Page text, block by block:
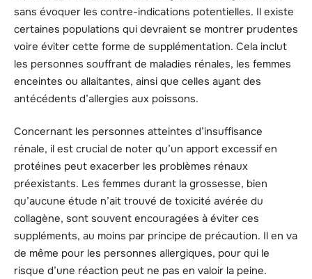
sans évoquer les contre-indications potentielles. Il existe
certaines populations qui devraient se montrer prudentes
voire éviter cette forme de supplémentation. Cela inclut
les personnes souffrant de maladies rénales, les femmes
enceintes ou allaitantes, ainsi que celles ayant des
antécédents d’allergies aux poissons.
Concernant les personnes atteintes d’insuffisance
rénale, il est crucial de noter qu’un apport excessif en
protéines peut exacerber les problèmes rénaux
préexistants. Les femmes durant la grossesse, bien
qu’aucune étude n’ait trouvé de toxicité avérée du
collagène, sont souvent encouragées à éviter ces
suppléments, au moins par principe de précaution. Il en va
de même pour les personnes allergiques, pour qui le
risque d’une réaction peut ne pas en valoir la peine.